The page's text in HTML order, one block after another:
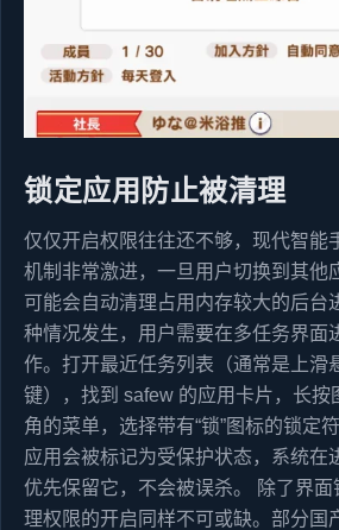
锁定应用防止被清理
仅仅开启权限往往还不够，现代智能
机制非常激进，一旦用户切换到其他
可能会自动清理占用内存较大的后台
种情况发生，用户需要在多任务界面
作。打开最近任务列表（通常是上滑
键），找到 safew 的应用卡片，长按
角的菜单，选择带有“锁”图标的锁定
应用会被标记为受保护状态，系统在
优先保留它，不会被误杀。 除了界面
理权限的开启同样不可或缺。部分国